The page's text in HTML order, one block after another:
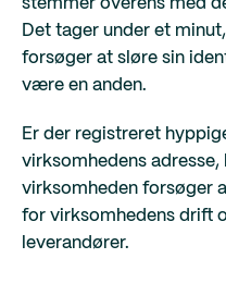
stemmer overens med
Det tager under et
forsøger at sløre sin
være en anden.
Er der registreret
virksomhedens
virksomheden forsøger
for virksomhedens drift
leverandører.